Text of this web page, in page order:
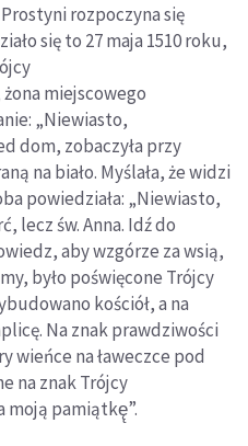
rozpoczyna się
się to 27 maja 1510 roku,
miejscowego
„Niewiasto,
dom, zobaczyła przy
na biało. Myślała, że widzi
powiedziała: „Niewiasto,
lecz św. Anna. Idź do
aby wzgórze za wsią,
było poświęcone Trójcy
kościół, a na
Na znak prawdziwości
wieńce na ławeczce pod
na znak Trójcy
moją pamiątkę̨”.